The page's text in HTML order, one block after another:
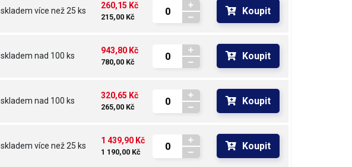
skladem více než 25 ks
260,15 Kč
215,00 Kč
Koupit
skladem nad 100 ks
943,80 Kč
780,00 Kč
Koupit
skladem nad 100 ks
320,65 Kč
265,00 Kč
Koupit
skladem více než 25 ks
1 439,90 Kč
1 190,00 Kč
Koupit